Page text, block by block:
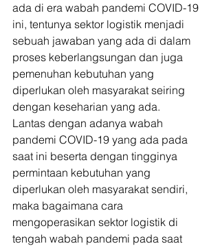
ada di era wabah pandemi COVID-19
ini, tentunya sektor logistik menjadi
sebuah jawaban yang ada di dalam
proses keberlangsungan dan juga
pemenuhan kebutuhan yang
diperlukan oleh masyarakat seiring
dengan keseharian yang ada.
Lantas dengan adanya wabah
pandemi COVID-19 yang ada pada
saat ini beserta dengan tingginya
permintaan kebutuhan yang
diperlukan oleh masyarakat sendiri,
maka bagaimana cara
mengoperasikan sektor logistik di
tengah wabah pandemi pada saat